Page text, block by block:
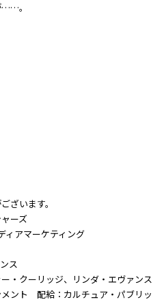
……。
ざいます。
ーズ
ィアマーケティング
ス
・クーリッジ、リンダ・エヴァンス
ント 配給：カルチュア・パブリッ